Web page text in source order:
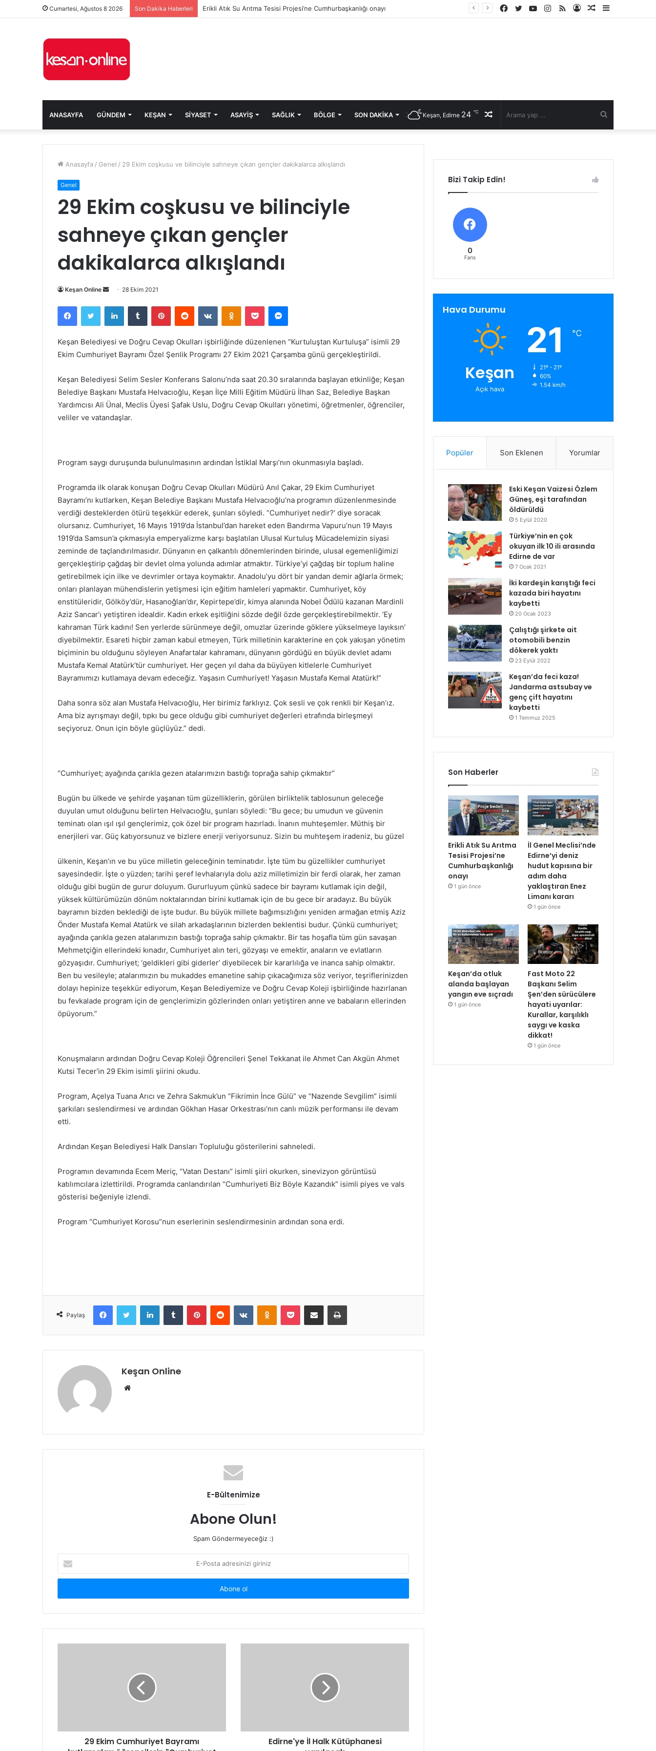
Cumartesi, Ağustos 8 2026 Son Dakika Haberleri
Kenar
Rastgele
Kayıt
RSS
Instagram
YouTube
Twitter
Facebook
ANASAYFA GÜNDEM KEŞAN SIYASET ASAYIŞ SAĞLIK BÖLGE SON DAKIKA Rastgele
Keşan, Edirne 24 ℃
Anasayfa / Genel / 29 Ekim coşkusu ve bilinciyle sahneye çıkan gençler dakikalarca alkışlandı
Genel
29 Ekim coşkusu ve bilinciyle
sahneye çıkan gençler
dakikalarca alkışlandı
Keşan Online
Bir
posta
göndermek
28 Ekim 2021
FacebookTwitter LinkedInTumblr PinterestReddit VKontakteOdnoklassniki
Pocket Messenger
Keşan Belediyesi ve Doğru Cevap Okulları işbirliğinde düzenlenen “Kurtuluştan Kurtuluşa” isimli 29
Ekim Cumhuriyet Bayramı Özel Şenlik Programı 27 Ekim 2021 Çarşamba günü gerçekleştirildi.
Keşan Belediyesi Selim Sesler Konferans Salonu’nda saat 20.30 sıralarında başlayan etkinliğe; Keşan
Belediye Başkanı Mustafa Helvacıoğlu, Keşan İlçe Milli Eğitim Müdürü İlhan Saz, Belediye Başkan
Yardımcısı Ali Ünal, Meclis Üyesi Şafak Uslu, Doğru Cevap Okulları yönetimi, öğretmenler, öğrenciler,
veliler ve vatandaşlar.
Program saygı duruşunda bulunulmasının ardından İstiklal Marşı’nın okunmasıyla başladı.
Programda ilk olarak konuşan Doğru Cevap Okulları Müdürü Anıl Çakar, 29 Ekim Cumhuriyet
Bayramı’nı kutlarken, Keşan Belediye Başkanı Mustafa Helvacıoğlu’na programın düzenlenmesinde
verdiği desteklerden ötürü teşekkür ederek, şunları söyledi. “Cumhuriyet nedir?’ diye soracak
olursanız. Cumhuriyet, 16 Mayıs 1919’da İstanbul’dan hareket eden Bandırma Vapuru’nun 19 Mayıs
1919’da Samsun’a çıkmasıyla emperyalizme karşı başlatılan Ulusal Kurtuluş Mücadelemizin siyasi
zeminde de taçlandırılmasıdır. Dünyanın en çalkantılı dönemlerinden birinde, ulusal egemenliğimizi
gerçekleştirip çağdaş bir devlet olma yolunda adımlar atmaktır. Türkiye’yi çağdaş bir toplum haline
getirebilmek için ilke ve devrimler ortaya koymaktır. Anadolu’yu dört bir yandan demir ağlarla örmek;
onları planlayan mühendislerin yetişmesi için eğitim hamleleri yapmaktır. Cumhuriyet, köy
enstitüleridir, Gölköy’dür, Hasanoğlan’dır, Kepirtepe’dir, kimya alanında Nobel Ödülü kazanan Mardinli
Aziz Sancar’ı yetiştiren idealdir. Kadın erkek eşitliğini sözde değil özde gerçekleştirebilmektir. ‘Ey
kahraman Türk kadını! Sen yerlerde sürünmeye değil, omuzlar üzerinde göklere yükselmeye layıksın’
diyebilmektir. Esareti hiçbir zaman kabul etmeyen, Türk milletinin karakterine en çok yakışan yönetim
biçiminin bu olduğunu söyleyen Anafartalar kahramanı, dünyanın gördüğü en büyük devlet adamı
Mustafa Kemal Atatürk’tür cumhuriyet. Her geçen yıl daha da büyüyen kitlelerle Cumhuriyet
Bayramımızı kutlamaya devam edeceğiz. Yaşasın Cumhuriyet! Yaşasın Mustafa Kemal Atatürk!”
Daha sonra söz alan Mustafa Helvacıoğlu, Her birimiz farklıyız. Çok sesli ve çok renkli bir Keşan’ız.
Ama biz ayrışmayı değil, tıpkı bu gece olduğu gibi cumhuriyet değerleri etrafında birleşmeyi
seçiyoruz. Onun için böyle güçlüyüz.” dedi.
“Cumhuriyet; ayağında çarıkla gezen atalarımızın bastığı toprağa sahip çıkmaktır”
Bugün bu ülkede ve şehirde yaşanan tüm güzelliklerin, görülen birliktelik tablosunun geleceğe
duyulan umut olduğunu belirten Helvacıoğlu, şunları söyledi: “Bu gece; bu umudun ve güvenin
teminatı olan ışıl ışıl gençlerimiz, çok özel bir program hazırladı. İnanın muhteşemler. Müthiş bir
enerjileri var. Güç katıyorsunuz ve bizlere enerji veriyorsunuz. Sizin bu muhteşem iradeniz, bu güzel
ülkenin, Keşan’ın ve bu yüce milletin geleceğinin teminatıdır. İşte tüm bu güzellikler cumhuriyet
sayesindedir. İşte o yüzden; tarihi şeref levhalarıyla dolu aziz milletimizin bir ferdi olarak, her zaman
olduğu gibi bugün de gurur doluyum. Gururluyum çünkü sadece bir bayramı kutlamak için değil,
yüksek kültürümüzün dönüm noktalarından birini kutlamak için de bu gece bir aradayız. Bu büyük
bayramın bizden beklediği de işte budur. Bu büyük millete bağımsızlığını yeniden armağan etmiş Aziz
Önder Mustafa Kemal Atatürk ve silah arkadaşlarının bizlerden beklentisi budur. Çünkü cumhuriyet;
ayağında çarıkla gezen atalarımızın bastığı toprağa sahip çıkmaktır. Bir tas hoşafla tüm gün savaşan
Mehmetçiğin ellerindeki kınadır, Cumhuriyet alın teri, gözyaşı ve emektir, anaların ve evlatların
gözyaşıdır. Cumhuriyet; ‘geldikleri gibi giderler’ diyebilecek bir kararlılığa ve inanca sahip olmaktır.
Ben bu vesileyle; atalarımızın bu mukaddes emanetine sahip çıkacağımıza söz veriyor, teşriflerinizden
dolayı hepinize teşekkür ediyorum, Keşan Belediyemize ve Doğru Cevap Koleji işbirliğinde hazırlanan
bu fevkalade program için de gençlerimizin gözlerinden onları yetiştiren anne ve babaların ellerinden
öpüyorum.”
Konuşmaların ardından Doğru Cevap Koleji Öğrencileri Şenel Tekkanat ile Ahmet Can Akgün Ahmet
Kutsi Tecer’in 29 Ekim isimli şiirini okudu.
Program, Açelya Tuana Arıcı ve Zehra Sakmuk’un “Fikrimin İnce Gülü” ve “Nazende Sevgilim” isimli
şarkıları seslendirmesi ve ardından Gökhan Hasar Orkestrası’nın canlı müzik performansı ile devam
etti.
Ardından Keşan Belediyesi Halk Dansları Topluluğu gösterilerini sahneledi.
Programın devamında Ecem Meriç, “Vatan Destanı” isimli şiiri okurken, sinevizyon görüntüsü
katılımcılara izlettirildi. Programda canlandırılan “Cumhuriyeti Biz Böyle Kazandık” isimli piyes ve vals
gösterisi beğeniyle izlendi.
Program “Cumhuriyet Korosu”nun eserlerinin seslendirmesinin ardından sona erdi.
Paylaş
FacebookTwitter LinkedInTumblr PinterestReddit VKontakteOdnoklassniki
Pocket E-Posta ile paylaş Yazdır
Keşan Online
Web
E-Bültenimize
Abone Olun!
Spam Göndermeyeceğiz :)
Posta
adresinizi
29 Ekim Cumhuriyet Bayramı
Edirne'ye İl Halk Kütüphanesi
Bizi Takip Edin!
0
Fans
Hava Durumu
Keşan
Açık hava
21 ℃
21º - 21º
60%
1.54 km/h
Popüler Son Eklenen Yorumlar
Eski Keşan Vaizesi Özlem
Güneş, eşi tarafından
öldürüldü
5 Eylül 2020
Türkiye’nin en çok
okuyan ilk 10 ili arasında
Edirne de var
7 Ocak 2021
İki kardeşin karıştığı feci
kazada biri hayatını
kaybetti
20 Ocak 2023
Çalıştığı şirkete ait
otomobili benzin
dökerek yaktı
23 Eylül 2022
Keşan’da feci kaza!
Jandarma astsubay ve
genç çift hayatını
kaybetti
1 Temmuz 2025
Son Haberler
Erikli Atık Su Arıtma
Tesisi Projesi’ne
Cumhurbaşkanlığı
onayı
1 gün önce
İl Genel Meclisi’nde
Edirne’yi deniz
hudut kapısına bir
adım daha
yaklaştıran Enez
Limanı kararı
1 gün önce
Keşan’da otluk
alanda başlayan
yangın eve sıçradı
1 gün önce
Fast Moto 22
Başkanı Selim
Şen’den sürücülere
hayati uyarılar:
Kurallar, karşılıklı
saygı ve kaska
dikkat!
1 gün önce